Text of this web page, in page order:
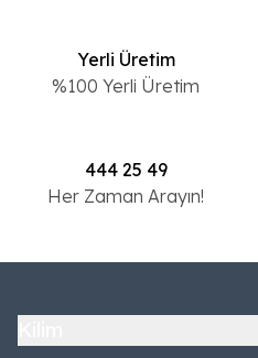
Yerli Üretim
%100 Yerli Üretim
444 25 49
Her Zaman Arayın!